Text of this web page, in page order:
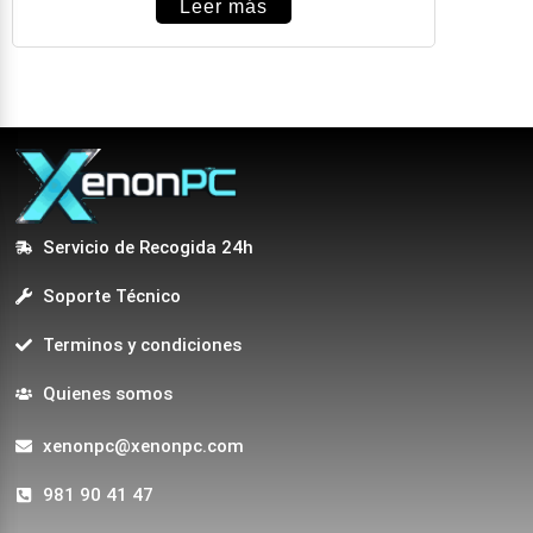
Leer más
Servicio de Recogida 24h
Soporte Técnico
Terminos y condiciones
Quienes somos
xenonpc@xenonpc.com
981 90 41 47